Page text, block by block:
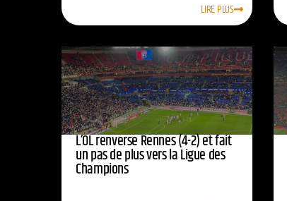
LIRE PLUS
L’OL renverse Rennes (4-2) et fait
un pas de plus vers la Ligue des
Champions